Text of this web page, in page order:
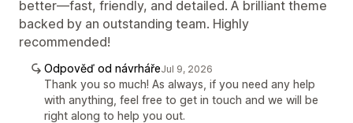
better—fast, friendly, and detailed. A brilliant theme
backed by an outstanding team. Highly
recommended!
Odpověď od návrhářeJul 9, 2026
Thank you so much! As always, if you need any help
with anything, feel free to get in touch and we will be
right along to help you out.